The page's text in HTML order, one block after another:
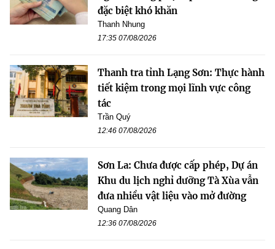
đặc biệt khó khăn
Thanh Nhung
17:35 07/08/2026
Thanh tra tỉnh Lạng Sơn: Thực hành
tiết kiệm trong mọi lĩnh vực công
tác
Trần Quý
12:46 07/08/2026
Sơn La: Chưa được cấp phép, Dự án
Khu du lịch nghỉ dưỡng Tà Xùa vẫn
đưa nhiều vật liệu vào mở đường
Quang Dân
12:36 07/08/2026